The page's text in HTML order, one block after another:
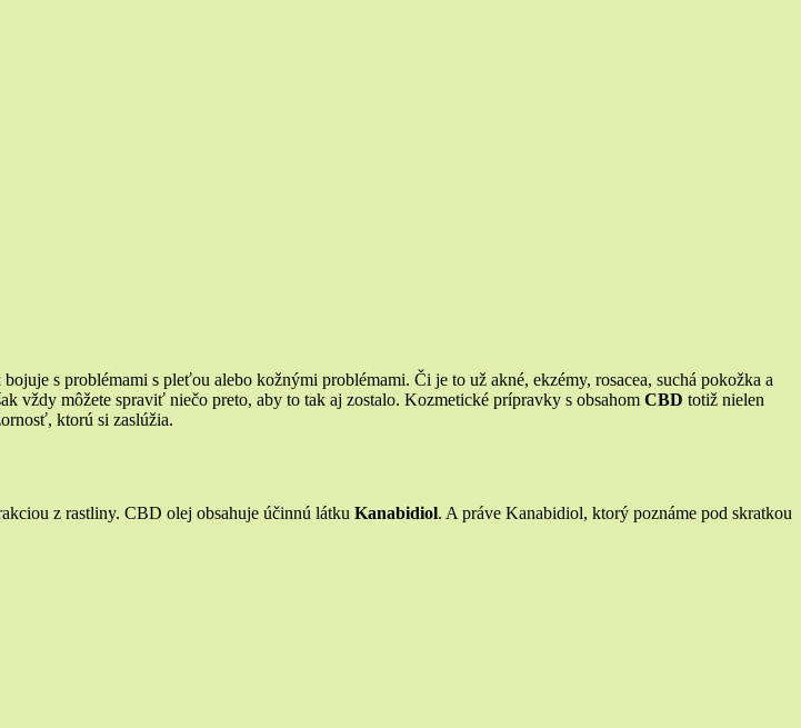
s problémami s pleťou alebo kožnými problémami. Či je to už akné, ekzémy, rosacea, suchá pokožka a
vždy môžete spraviť niečo preto, aby to tak aj zostalo. Kozmetické prípravky s obsahom CBD totiž nielen
ktorú si zaslúžia.
z rastliny. CBD olej obsahuje účinnú látku Kanabidiol. A práve Kanabidiol, ktorý poznáme pod skratkou